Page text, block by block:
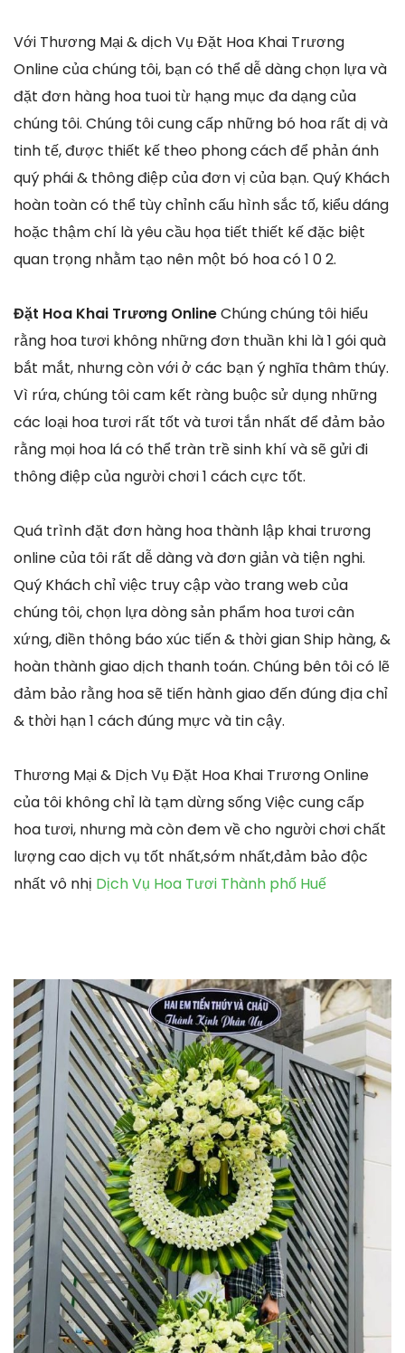
Với Thương Mại & dịch Vụ Đặt Hoa Khai Trương
Online của chúng tôi, bạn có thể dễ dàng chọn lựa và
đặt đơn hàng hoa tuoi từ hạng mục đa dạng của
chúng tôi. Chúng tôi cung cấp những bó hoa rất dị và
tinh tế, được thiết kế theo phong cách để phản ánh
quý phái & thông điệp của đơn vị của bạn. Quý Khách
hoàn toàn có thể tùy chỉnh cấu hình sắc tố, kiểu dáng
hoặc thậm chí là yêu cầu họa tiết thiết kế đặc biệt
quan trọng nhằm tạo nên một bó hoa có 1 0 2.
Đặt Hoa Khai Trương OnlineChúng chúng tôi hiểu
rằng hoa tươi không những đơn thuần khi là 1 gói quà
bắt mắt, nhưng còn với ở các bạn ý nghĩa thâm thúy.
Vì rứa, chúng tôi cam kết ràng buộc sử dụng những
các loại hoa tươi rất tốt và tươi tắn nhất để đảm bảo
rằng mọi hoa lá có thể tràn trề sinh khí và sẽ gửi đi
thông điệp của người chơi 1 cách cực tốt.
Quá trình đặt đơn hàng hoa thành lập khai trương
online của tôi rất dễ dàng và đơn giản và tiện nghi.
Quý Khách chỉ việc truy cập vào trang web của
chúng tôi, chọn lựa dòng sản phẩm hoa tươi cân
xứng, điền thông báo xúc tiến & thời gian Ship hàng, &
hoàn thành giao dịch thanh toán. Chúng bên tôi có lẽ
đảm bảo rằng hoa sẽ tiến hành giao đến đúng địa chỉ
& thời hạn 1 cách đúng mực và tin cậy.
Thương Mại & Dịch Vụ Đặt Hoa Khai Trương Online
của tôi không chỉ là tạm dừng sống Việc cung cấp
hoa tươi, nhưng mà còn đem về cho người chơi chất
lượng cao dịch vụ tốt nhất,sớm nhất,đảm bảo độc
nhất vô nhị Dịch Vụ Hoa Tươi Thành phố Huế